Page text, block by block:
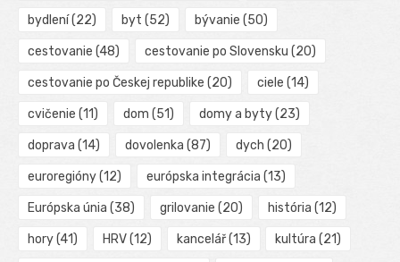
bydlení(22) byt (52) bývanie (50)
cestovanie (48) cestovanie po Slovensku (20)
cestovanie po Českej republike (20) ciele (14)
cvičenie (11) dom (51) domy a byty(23)
doprava (14) dovolenka (87) dych (20)
euroregióny(12) európska integrácia (13)
Európska únia (38) grilovanie (20) história (12)
hory(41) HRV(12) kancelář(13) kultúra (21)